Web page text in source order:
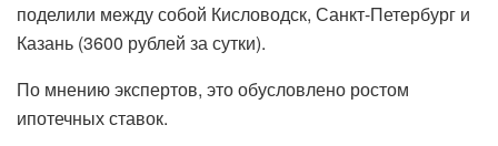
поделили между собой Кисловодск, Санкт-Петербург и
Казань (3600 рублей за сутки).
По мнению экспертов, это обусловлено ростом
ипотечных ставок.